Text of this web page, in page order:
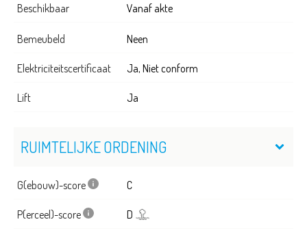
Beschikbaar Vanaf akte
Bemeubeld Neen
Elektriciteitscertificaat Ja, Niet conform
Lift Ja
RUIMTELIJKE ORDENING
G(ebouw)-score C
P(erceel)-score D